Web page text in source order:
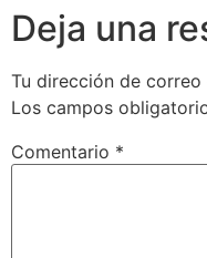
Deja una
Tu dirección de
Los campos
Comentario *